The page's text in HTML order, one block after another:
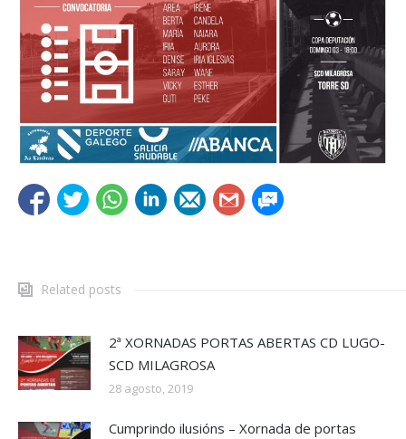
Related posts
2ª XORNADAS PORTAS ABERTAS CD LUGO-
SCD MILAGROSA
28 agosto, 2019
Cumprindo ilusións – Xornada de portas